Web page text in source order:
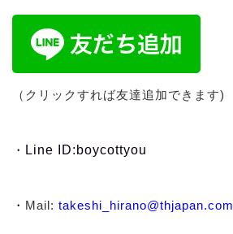
（クリックすれば友達追加できます)
・ Line ID:boycottyou
・ Mail: takeshi_hirano@thjapan.com